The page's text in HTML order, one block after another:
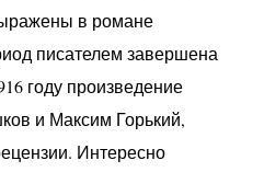
в романе
писателем завершена
году произведение
и Максим Горький,
Интересно